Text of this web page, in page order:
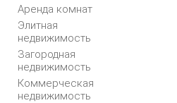
Аренда комнат
Элитная
недвижимость
Загородная
недвижимость
Коммерческая
недвижимость